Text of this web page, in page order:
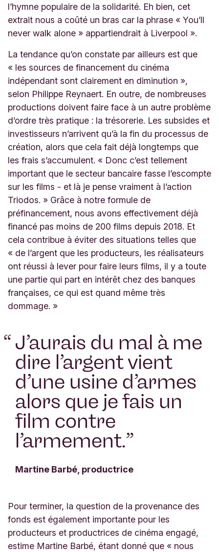
l’hymne populaire de la solidarité. Eh bien, cet
extrait nous a coûté un bras car la phrase « You’ll
never walk alone » appartiendrait à Liverpool ».
La tendance qu’on constate par ailleurs est que
« les sources de financement du cinéma
indépendant sont clairement en diminution »,
selon Philippe Reynaert. En outre, de nombreuses
productions doivent faire face à un autre problème
d’ordre très pratique : la trésorerie. Les subsides et
investisseurs n’arrivent qu’à la fin du processus de
création, alors que cela fait déjà longtemps que
les frais s’accumulent. « Donc c’est tellement
important que le secteur bancaire fasse l’escompte
sur les films - et là je pense vraiment à l’action
Triodos. » Grâce à notre formule de
préfinancement, nous avons effectivement déjà
financé pas moins de 200 films depuis 2018. Et
cela contribue à éviter des situations telles que
« de l’argent que les producteurs, les réalisateurs
ont réussi à lever pour faire leurs films, il y a toute
une partie qui part en intérêt chez des banques
françaises, ce qui est quand même très
dommage. »
“J’aurais du mal à me
dire l’argent vient
d’une usine d’armes
alors que je fais un
film contre
l’armement.”
Martine Barbé, productrice
Pour terminer, la question de la provenance des
fonds est également importante pour les
producteurs et productrices de cinéma engagé,
estime Martine Barbé, étant donné que « nous